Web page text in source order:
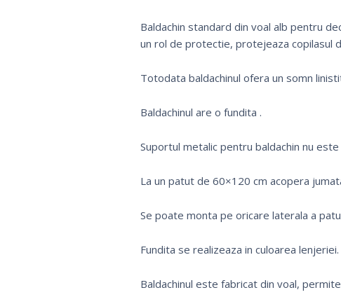
Baldachin standard din voal alb pentru
un rol de protectie, protejeaza copilasul
Totodata baldachinul ofera un somn
Baldachinul are o fundita .
Suportul metalic pentru baldachin nu
La un patut de 60×120 cm acopera
Se poate monta pe oricare laterala a
Fundita se realizeaza in culoarea lenjeriei.
Baldachinul este fabricat din voal,